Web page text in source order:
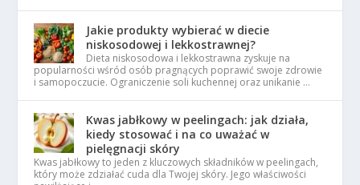
Jakie produkty wybierać w diecie
niskosodowej i lekkostrawnej?
Dieta niskosodowa i lekkostrawna zyskuje na
popularności wśród osób pragnących poprawić swoje zdrowie
i samopoczucie. Ograniczenie soli kuchennej oraz unikanie …
Kwas jabłkowy w peelingach: jak działa,
kiedy stosować i na co uważać w
pielęgnacji skóry
Kwas jabłkowy to jeden z kluczowych składników w peelingach,
który może zdziałać cuda dla Twojej skóry. Jego właściwości